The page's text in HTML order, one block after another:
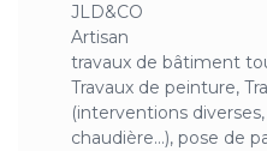
JLD&CO
Artisan
travaux de bâtiment
Travaux de peinture,
(interventions
chaudière…), pose de